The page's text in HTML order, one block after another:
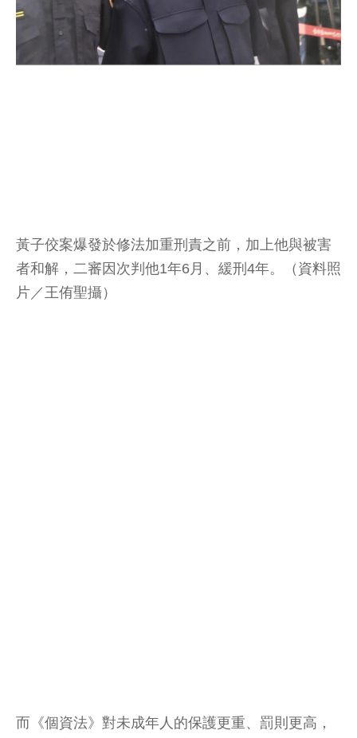
黃子佼案爆發於修法加重刑責之前，加上他與被害
者和解，二審因次判他1年6月、緩刑4年。（資料照
片／王侑聖攝）
而《個資法》對未成年人的保護更重、罰則更高，